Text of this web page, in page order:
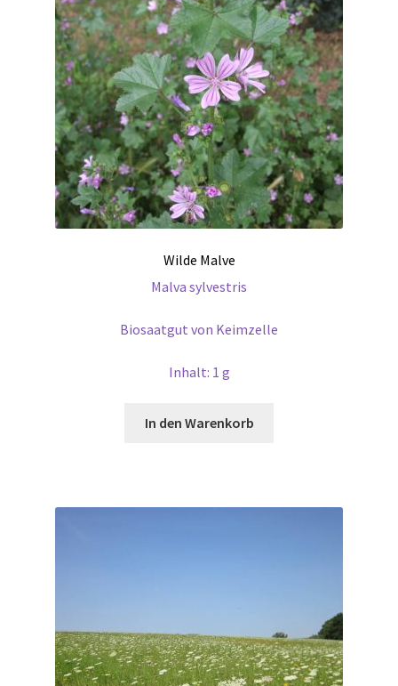
Wilde Malve
Malva sylvestris
Biosaatgut von Keimzelle
Inhalt: 1 g
In den Warenkorb